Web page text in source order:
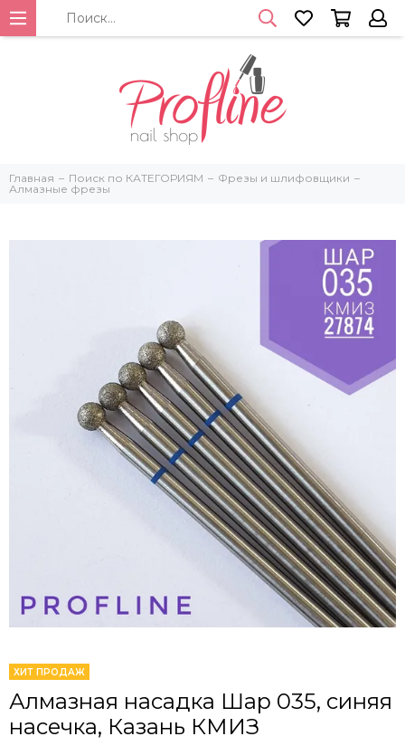
Главная Поиск по КАТЕГОРИЯМ
Фрезы и шлифовщики
Алмазные фрезы
ХИТ ПРОДАЖ
Алмазная насадка Шар 035, синяя
насечка, Казань КМИЗ